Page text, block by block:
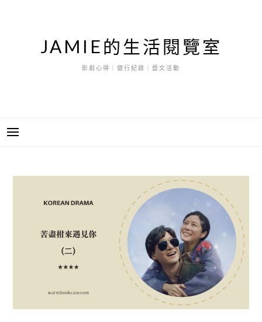
JAMIE的生活閱覽室
影劇心得｜健行紀錄｜藝文活動